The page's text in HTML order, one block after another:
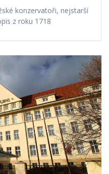
konzervatoři, nejstarší
z roku 1718